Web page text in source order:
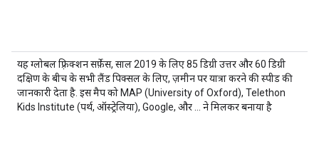
यह ग्लोबल फ़्रिक्शन सर्फ़ेस, साल 2019 के लिए 85 डिग्री उत्तर और 60 डिग्री
दक्षिण के बीच के सभी लैंड पिक्सल के लिए, ज़मीन पर यात्रा करने की स्पीड की
जानकारी देता है. इस मैप को MAP (University of Oxford), Telethon
Kids Institute (पर्थ, ऑस्ट्रेलिया), Google, और … ने मिलकर बनाया है